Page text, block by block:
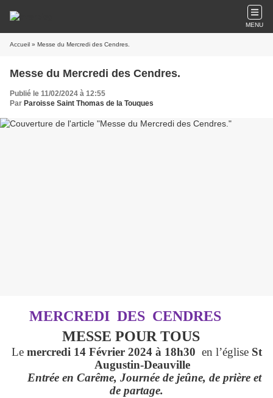
MENU
Accueil » Messe du Mercredi des Cendres.
Messe du Mercredi des Cendres.
Publié le 11/02/2024 à 12:55
Par Paroisse Saint Thomas de la Touques
MERCREDI DES CENDRES
MESSE POUR TOUS
Lemercredi 14 Février 2024 à 18h30 en l’égliseSt
Augustin-Deauville
Entrée en Carême, Journée de jeûne, de prière et
de partage.